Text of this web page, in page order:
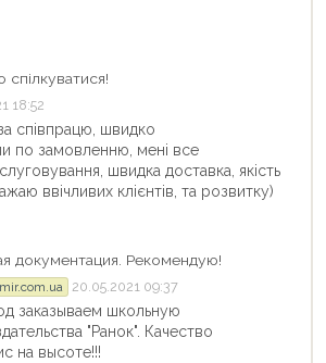
18:52
співпрацю, швидко
по замовленню, мені все
швидка доставка, якість
ввічливих клієнтів, та розвитку)
документация. Рекомендую!
20.05.2021 09:37
заказываем школьную
"Ранок". Качество
на высоте!!!